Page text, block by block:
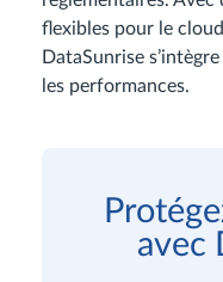
flexibles pour le
DataSunrise
les performances.
avec